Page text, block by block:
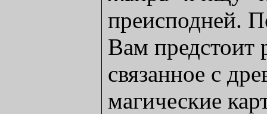
преисподней.
Вам предстоит
связанное с
магические